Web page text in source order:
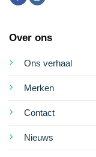
Over ons
Ons verhaal
Merken
Contact
Nieuws